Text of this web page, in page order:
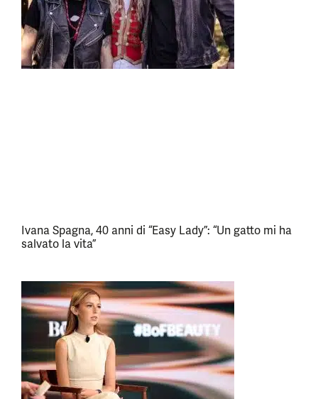
Ivana Spagna, 40 anni di “Easy Lady”: “Un gatto mi ha
salvato la vita”